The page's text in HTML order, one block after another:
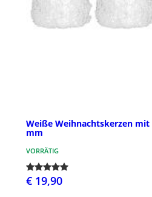
Weiße Weihnachtskerzen mit
mm
VORRÄTIG
€ 19,90